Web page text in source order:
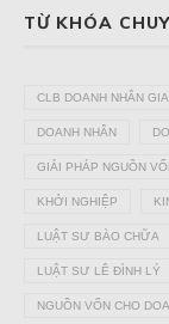
TỪ KHÓA
CLB DOANH NHÂN
DOANH NHÂN
GIẢI PHÁP NGUỒN
KHỞI NGHIỆP
LUẬT SƯ BÀO CHỮA
LUẬT SƯ LÊ ĐÌNH LÝ
NGUỒN VỐN CHO